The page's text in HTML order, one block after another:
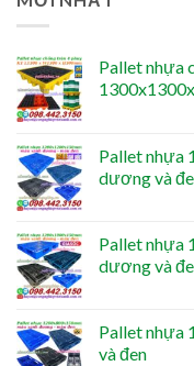
Pallet nhựa
Pallet nhựa
dương và
Pallet nhựa
dương và
Pallet nhựa
và đen